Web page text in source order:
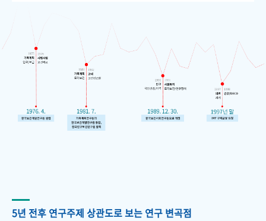
5년 전후 연구주제 상관도로 보는 연구 변곡점